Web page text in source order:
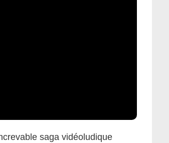
saga vidéoludique